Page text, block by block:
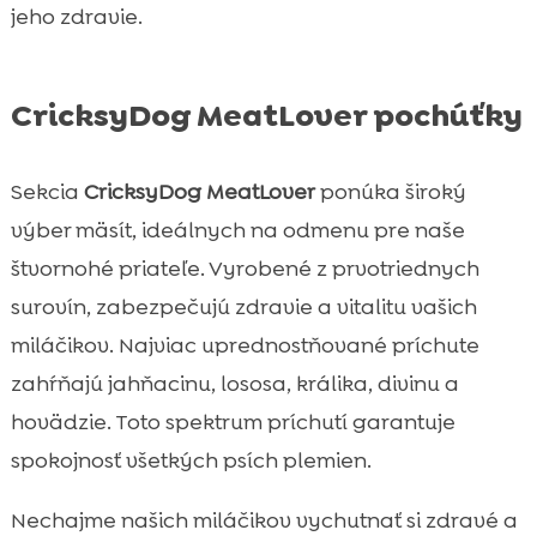
jeho zdravie.
CricksyDog MeatLover pochúťky
Sekcia CricksyDog MeatLoverponúka široký
výber mäsít, ideálnych na odmenu pre naše
štvornohé priateľe. Vyrobené z prvotriednych
surovín, zabezpečujú zdravie a vitalitu vašich
miláčikov. Najviac uprednostňované príchute
zahŕňajú jahňacinu, lososa, králika, divinu a
hovädzie. Toto spektrum príchutí garantuje
spokojnosť všetkých psích plemien.
Nechajme našich miláčikov vychutnať si zdravé a